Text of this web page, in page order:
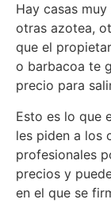
Hay casas
otras azotea,
que el
o barbacoa te
precio para
Esto es lo que
les piden a los
profesionales
precios y
en el que se